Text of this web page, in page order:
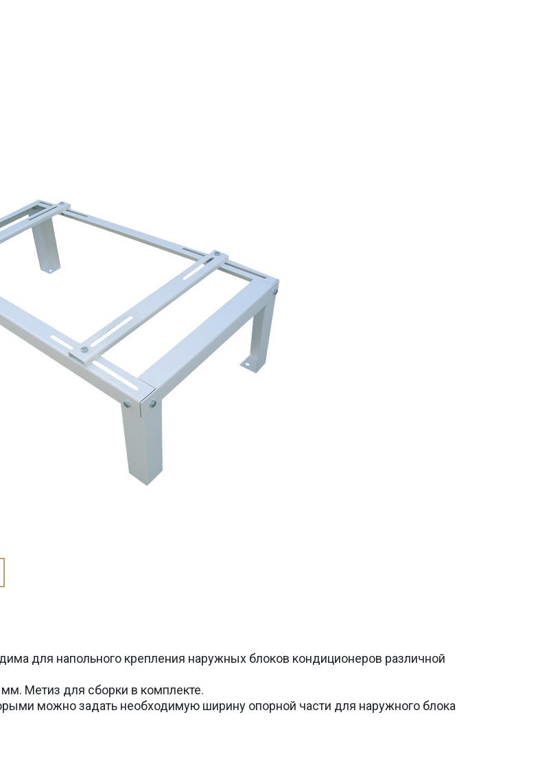
для напольного крепления наружных блоков кондиционеров различной
Метиз для сборки в комплекте.
можно задать необходимую ширину опорной части для наружного блока